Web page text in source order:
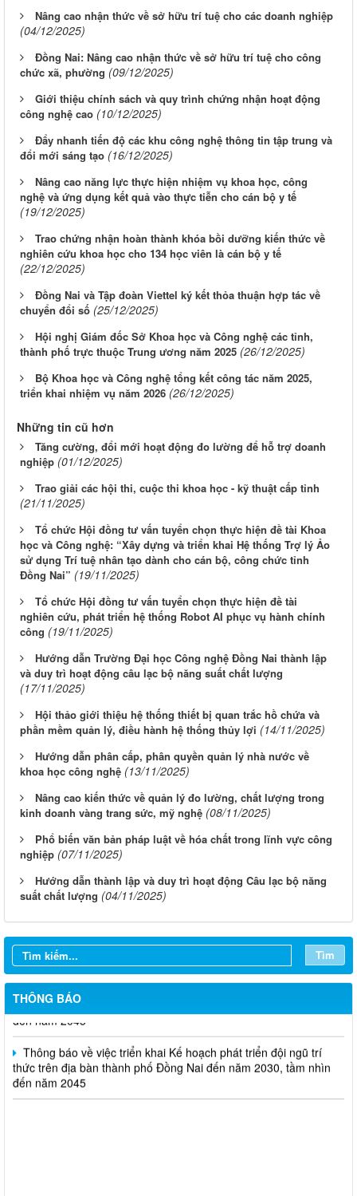
Nâng cao nhận thức về sở hữu trí tuệ cho các doanh nghiệp
(04/12/2025)
Đồng Nai: Nâng cao nhận thức về sở hữu trí tuệ cho công
chức xã, phường (09/12/2025)
Giới thiệu chính sách và quy trình chứng nhận hoạt động
công nghệ cao (10/12/2025)
Đẩy nhanh tiến độ các khu công nghệ thông tin tập trung và
đổi mới sáng tạo (16/12/2025)
Nâng cao năng lực thực hiện nhiệm vụ khoa học, công
nghệ và ứng dụng kết quả vào thực tiễn cho cán bộ y tế
(19/12/2025)
Trao chứng nhận hoàn thành khóa bồi dưỡng kiến thức về
nghiên cứu khoa học cho 134 học viên là cán bộ y tế
(22/12/2025)
Đồng Nai và Tập đoàn Viettel ký kết thỏa thuận hợp tác về
chuyển đổi số (25/12/2025)
Hội nghị Giám đốc Sở Khoa học và Công nghệ các tỉnh,
thành phố trực thuộc Trung ương năm 2025 (26/12/2025)
Bộ Khoa học và Công nghệ tổng kết công tác năm 2025,
triển khai nhiệm vụ năm 2026 (26/12/2025)
Những tin cũ hơn
Tăng cường, đổi mới hoạt động đo lường để hỗ trợ doanh
nghiệp (01/12/2025)
Trao giải các hội thi, cuộc thi khoa học - kỹ thuật cấp tỉnh
(21/11/2025)
Tổ chức Hội đồng tư vấn tuyển chọn thực hiện đề tài Khoa
học và Công nghệ: “Xây dựng và triển khai Hệ thống Trợ lý Ảo
sử dụng Trí tuệ nhân tạo dành cho cán bộ, công chức tỉnh
Đồng Nai” (19/11/2025)
Tổ chức Hội đồng tư vấn tuyển chọn thực hiện đề tài
nghiên cứu, phát triển hệ thống Robot AI phục vụ hành chính
công (19/11/2025)
Hướng dẫn Trường Đại học Công nghệ Đồng Nai thành lập
và duy trì hoạt động câu lạc bộ năng suất chất lượng
(17/11/2025)
Hội thảo giới thiệu hệ thống thiết bị quan trắc hồ chứa và
phần mềm quản lý, điều hành hệ thống thủy lợi (14/11/2025)
Hướng dẫn phân cấp, phân quyền quản lý nhà nước về
khoa học công nghệ (13/11/2025)
Nâng cao kiến thức về quản lý đo lường, chất lượng trong
kinh doanh vàng trang sức, mỹ nghệ (08/11/2025)
Phổ biến văn bản pháp luật về hóa chất trong lĩnh vực công
nghiệp (07/11/2025)
Hướng dẫn thành lập và duy trì hoạt động Câu lạc bộ năng
suất chất lượng (04/11/2025)
Tìm
THÔNG BÁO
Thông báo Tuyển chọn tổ chức và cá nhân chủ trì thực hiện
sách nhà nước đặt hàng thực hiện năm 2026 (đợt 1) lần 3
Thông báo Kế hoạch mở hồ sơ tham gia Tuyển chọn tổ chức và
cá nhân chủ trì thực hiện nhiệm vụ khoa học và công nghệ thực
hiện năm 2026 (đợt 1) lần 2
Thông báo về việc triển khai Kế hoạch phát triển đội ngũ trí
thức trên địa bàn thành phố Đồng Nai đến năm 2030, tầm nhìn
đến năm 2045
Thông báo về việc triển khai Kế hoạch phát triển đội ngũ trí
thức trên địa bàn thành phố Đồng Nai đến năm 2030, tầm nhìn
đến năm 2045